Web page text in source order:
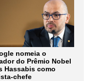
nomeia o
do Prêmio Nobel
Hassabis como
chefe